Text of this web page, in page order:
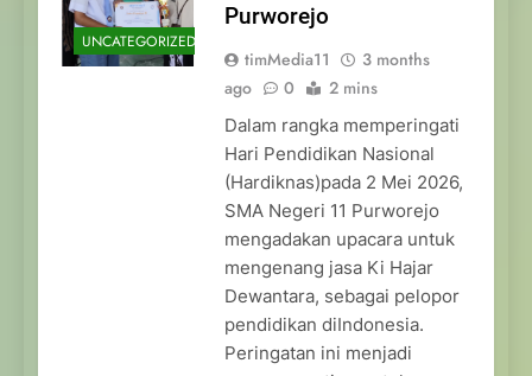
UNCATEGORIZED
Purworejo
timMedia11
3 months
ago
0 2 mins
Dalam rangka memperingati
Hari Pendidikan Nasional
(Hardiknas)pada 2 Mei 2026,
SMA Negeri 11 Purworejo
mengadakan upacara untuk
mengenang jasa Ki Hajar
Dewantara, sebagai pelopor
pendidikan diIndonesia.
Peringatan ini menjadi